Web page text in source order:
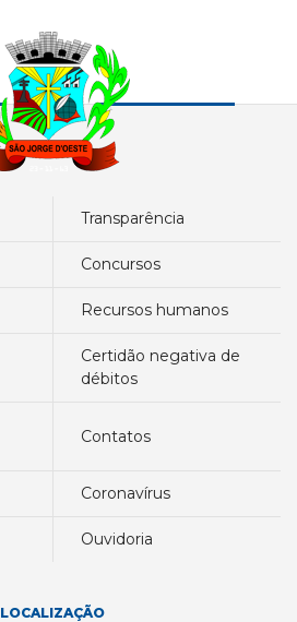
transparência
concursos
recursos humanos
certidão negativa de
débitos
contatos
coronavírus
ouvidoria
LOCALIZAÇÃO